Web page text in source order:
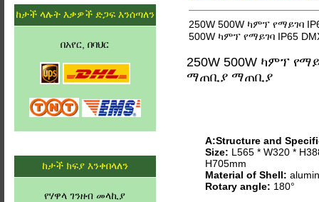
250W 500W ካምፕ የማይገባ
500W ካምፕ የማይገባ IP65
250W 500W ካምፕ
ማጠቢያ ማጠቢያ
A:Structure and
Size: L565 * W320 *
H705mm
Material of Shell:
Rotary angle: 180°
ከታች ላሉት እቃዎች ድጋፍ እንሰጣለን
በአየር, በባህር
ከታች ክፍያ እንቀበላለን
የሃዋላ ገንዘብ መላኪያ